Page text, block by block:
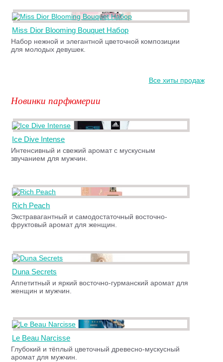
Miss Dior Blooming Bouquet Набор
Набор нежной и элегантной цветочной композиции
для молодых девушек.
Все хиты продаж
Новинки парфюмерии
Ice Dive Intense
Интенсивный и свежий аромат с мускусным
звучанием для мужчин.
Rich Peach
Экстравагантный и самодостаточный восточно-
фруктовый аромат для женщин.
Duna Secrets
Аппетитный и яркий восточно-гурманский аромат для
женщин и мужчин.
Le Beau Narcisse
Глубокий и тёплый цветочный древесно-мускусный
аромат для мужчин.